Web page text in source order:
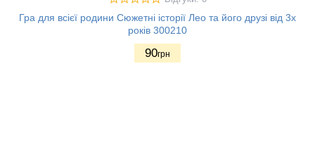
Гра для всієї родини Сюжетні історії Лео та його друзі від 3х
років 300210
90грн